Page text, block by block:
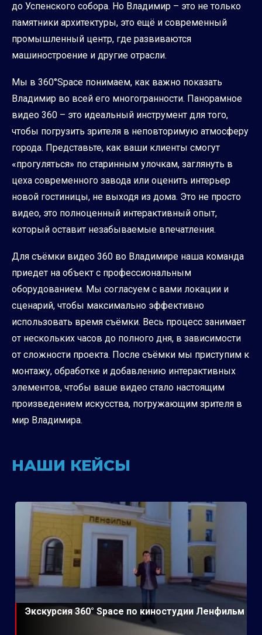
до Успенского собора. Но Владимир – это не только
памятники архитектуры, это ещё и современный
промышленный центр, где развиваются
машиностроение и другие отрасли.
Мы в 360°Space понимаем, как важно показать
Владимир во всей его многогранности. Панорамное
видео 360 – это идеальный инструмент для того,
чтобы погрузить зрителя в неповторимую атмосферу
города. Представьте, как ваши клиенты смогут
«прогуляться» по старинным улочкам, заглянуть в
цеха современного завода или оценить интерьер
новой гостиницы, не выходя из дома. Это не просто
видео, это полноценный интерактивный опыт,
который оставит незабываемые впечатления.
Для съёмки видео 360 во Владимире наша команда
приедет на объект с профессиональным
оборудованием. Мы согласуем с вами локации и
сценарий, чтобы максимально эффективно
использовать время съёмки. Весь процесс занимает
от нескольких часов до полного дня, в зависимости
от сложности проекта. После съёмки мы приступим к
монтажу, обработке и добавлению интерактивных
элементов, чтобы ваше видео стало настоящим
произведением искусства, погружающим зрителя в
мир Владимира.
НАШИ КЕЙСЫ
Экскурсия 360° Space по киностудии Ленфильм